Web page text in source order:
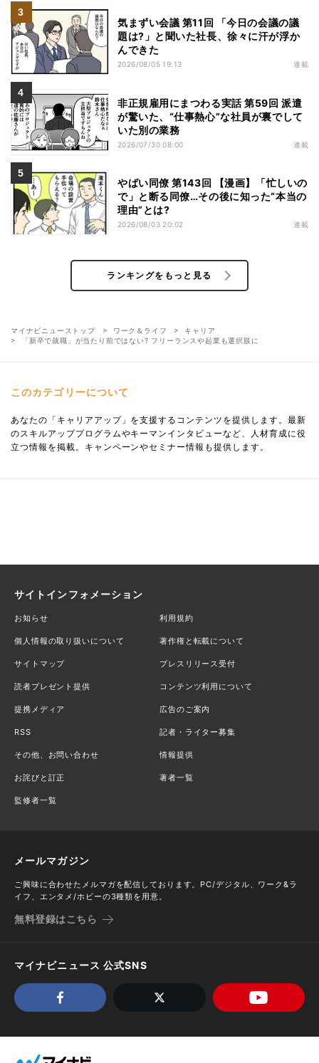
気まずい会議 第11回 「今日の会議の議
題は?」と聞いた社長、徐々に汗が浮か
んできた
2026/08/05 19:13 連載
非正規雇用にまつわる実話 第59回 派遣
が驚いた、“仕事熱心”な社員が裏でして
いた別の業務
2026/07/30 08:00 連載
やばい同僚 第143回 【漫画】「忙しいの
で」と断る同僚…その後に知った“本当の
理由”とは?
2026/08/03 20:02 連載
ランキングをもっと見る
マイナビニューストップ ワーク＆ライフ
キャリア
「新卒で就職」が当たり前ではない? フリーランスや起業も選択肢に
このカテゴリーについて
あなたの「キャリアアップ」を支援するコンテンツを提供します。最新
のスキルアッププログラムやキーマンインタビューなど、人材育成に役
立つ情報を掲載。キャンペーンやセミナー情報も提供します。
サイトインフォメーション
お知らせ 利用規約
個人情報の取り扱いについて 著作権と転載について
サイトマップ プレスリリース受付
読者プレゼント提供 コンテンツ利用について
提携メディア 広告のご案内
RSS 記者・ライター募集
その他、お問い合わせ 情報提供
お詫びと訂正 著者一覧
監修者一覧
メールマガジン
ご興味に合わせたメルマガを配信しております。PC/デジタル、ワーク&ラ
イフ、エンタメ/ホビーの3種類を用意。
無料登録はこちら
マイナビニュース 公式SNS